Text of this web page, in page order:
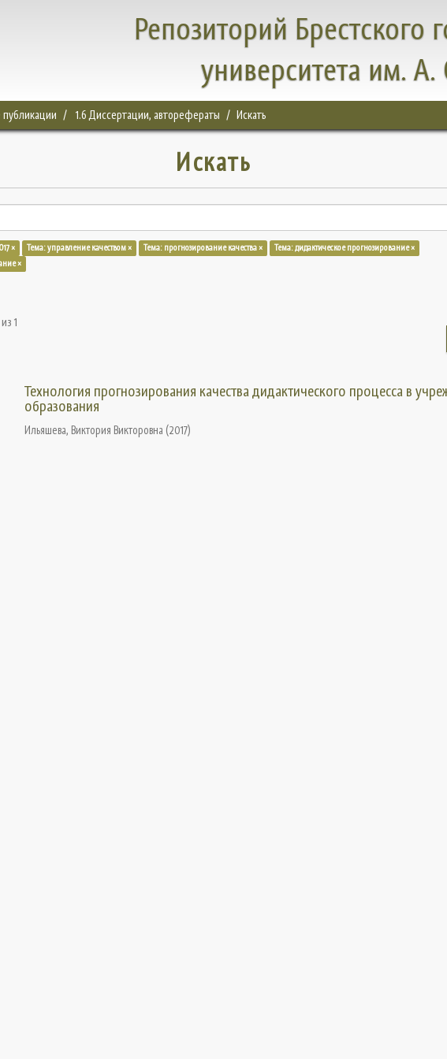
Репозиторий Брестского
университета им.
публикации 1.6 Диссертации, авторефераты Искать
Искать
× Тема: управление качеством × Тема: прогнозирование качества ×
Тема: дидактическое прогнозирование ×
×
1
Технология прогнозирования качества дидактического процесса в
образования
Ильяшева, Виктория Викторовна (2017)